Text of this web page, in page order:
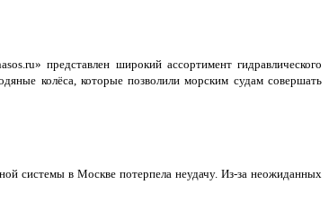
представлен широкий ассортимент гидравлического
колёса, которые позволили морским судам совершать
системы в Москве потерпела неудачу. Из-за неожиданных